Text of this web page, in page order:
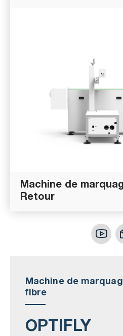
Machine de
fibre
OPTIFLY
Machine de
Retour